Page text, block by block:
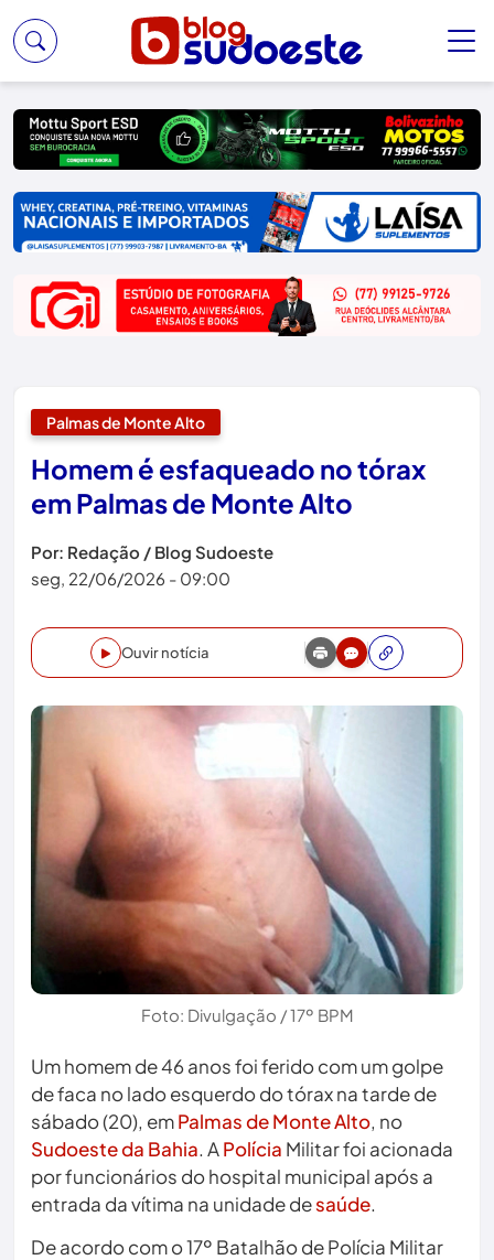
Palmas de Monte Alto
Homem é esfaqueado no tórax
em Palmas de Monte Alto
Por: Redação / Blog Sudoeste
seg, 22/06/2026 - 09:00
Ouvir notícia
Foto: Divulgação / 17º BPM
Um homem de 46 anos foi ferido com um golpe
de faca no lado esquerdo do tórax na tarde de
sábado (20), emPalmas de Monte Alto, no
Sudoeste da Bahia. APolícia Militar foi acionada
por funcionários do hospital municipal após a
entrada da vítima na unidade desaúde.
De acordo com o 17º Batalhão de Polícia Militar